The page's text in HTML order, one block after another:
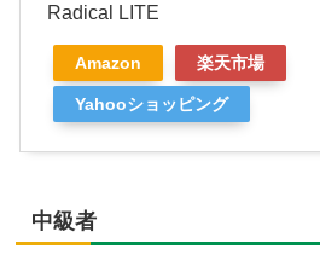
Radical LITE
Amazon 楽天市場
Yahooショッピング
中級者